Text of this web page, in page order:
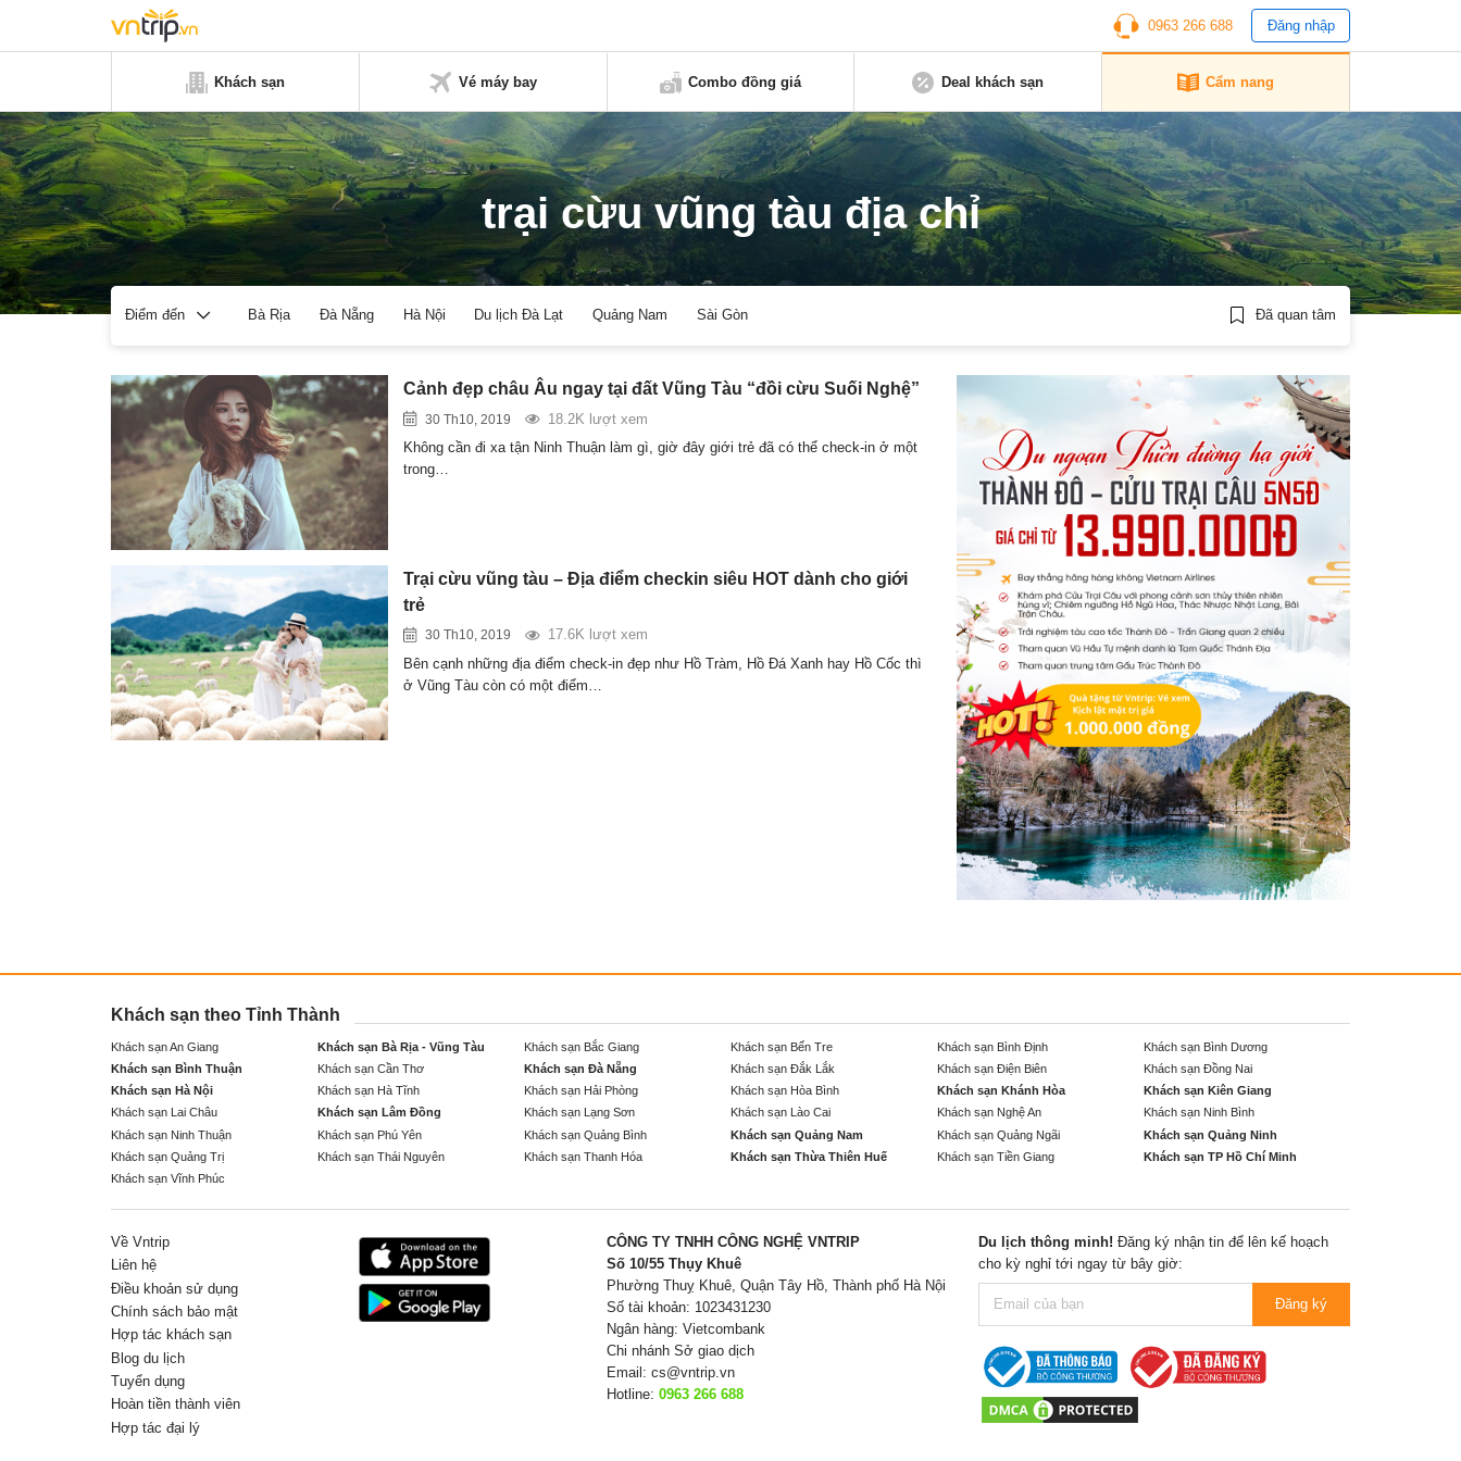
0963 266 688 Đăng nhập
Khách sạn Vé máy bay Combo đồng giá Deal khách sạn Cẩm nang
trại cừu vũng tàu địa chỉ
Điểm đến Bà Rịa Đà Nẵng Hà Nội Du lịch Đà Lạt Quảng Nam Sài Gòn Đã quan tâm
Cảnh đẹp châu Âu ngay tại đất Vũng Tàu “đồi cừu Suối Nghệ”
30 Th10, 2019
18.2K lượt xem
Không cần đi xa tận Ninh Thuận làm gì, giờ đây giới trẻ đã có thể check-in ở một
trong…
Trại cừu vũng tàu – Địa điểm checkin siêu HOT dành cho giới
trẻ
30 Th10, 2019
17.6K lượt xem
Bên cạnh những địa điểm check-in đẹp như Hồ Tràm, Hồ Đá Xanh hay Hồ Cốc thì
ở Vũng Tàu còn có một điểm…
Khách sạn theo Tỉnh Thành
Khách sạn An Giang Khách sạn Bà Rịa - Vũng Tàu Khách sạn Bắc Giang Khách sạn Bến Tre Khách sạn Bình Định
Khách sạn Bình Dương
Khách sạn Bình Thuận
Khách sạn Cần Thơ Khách sạn Đà Nẵng Khách sạn Đắk Lắk Khách sạn Điện Biên
Khách sạn Đồng Nai
Khách sạn Hà Nội
Khách sạn Hà Tĩnh Khách sạn Hải Phòng Khách sạn Hòa Bình Khách sạn Khánh Hòa
Khách sạn Kiên Giang
Khách sạn Lai Châu
Khách sạn Lâm Đồng Khách sạn Lạng Sơn Khách sạn Lào Cai Khách sạn Nghệ An
Khách sạn Ninh Bình
Khách sạn Ninh Thuận
Khách sạn Phú Yên Khách sạn Quảng Bình Khách sạn Quảng Nam Khách sạn Quảng Ngãi
Khách sạn Quảng Ninh
Khách sạn Quảng Trị
Khách sạn Thái Nguyên Khách sạn Thanh Hóa Khách sạn Thừa Thiên Huế Khách sạn Tiền Giang
Khách sạn TP Hồ Chí Minh
Khách sạn Vĩnh Phúc
Về Vntrip
Liên hệ
Điều khoản sử dụng
Chính sách bảo mật
Hợp tác khách sạn
Blog du lịch
Tuyển dụng
Hoàn tiền thành viên
Hợp tác đại lý
CÔNG TY TNHH CÔNG NGHỆ VNTRIP
Số 10/55 Thụy Khuê
Phường Thuỵ Khuê, Quận Tây Hồ, Thành phố Hà Nội
Số tài khoản: 1023431230
Ngân hàng: Vietcombank
Chi nhánh Sở giao dịch
Email: cs@vntrip.vn
Hotline: 0963 266 688
Du lịch thông minh! Đăng ký nhận tin để lên kế hoạch
cho kỳ nghỉ tới ngay từ bây giờ:
Đăng ký